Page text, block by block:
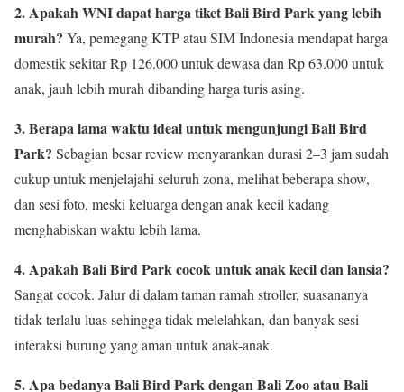
2. Apakah WNI dapat harga tiket Bali Bird Park yang lebih
murah? Ya, pemegang KTP atau SIM Indonesia mendapat harga
domestik sekitar Rp 126.000 untuk dewasa dan Rp 63.000 untuk
anak, jauh lebih murah dibanding harga turis asing.
3. Berapa lama waktu ideal untuk mengunjungi Bali Bird
Park? Sebagian besar review menyarankan durasi 2–3 jam sudah
cukup untuk menjelajahi seluruh zona, melihat beberapa show,
dan sesi foto, meski keluarga dengan anak kecil kadang
menghabiskan waktu lebih lama.
4. Apakah Bali Bird Park cocok untuk anak kecil dan lansia?
Sangat cocok. Jalur di dalam taman ramah stroller, suasananya
tidak terlalu luas sehingga tidak melelahkan, dan banyak sesi
interaksi burung yang aman untuk anak-anak.
5. Apa bedanya Bali Bird Park dengan Bali Zoo atau Bali